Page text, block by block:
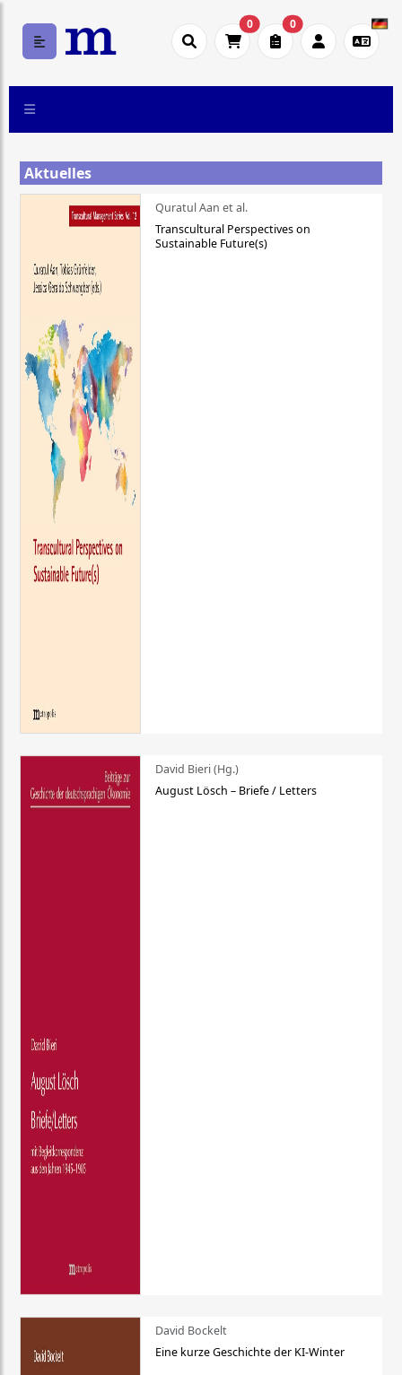
0 0
Aktuelles
Quratul Aan et al.
Transcultural Perspectives on
Sustainable Future(s)
David Bieri (Hg.)
August Lösch – Briefe / Letters
David Bockelt
Eine kurze Geschichte der KI-Winter